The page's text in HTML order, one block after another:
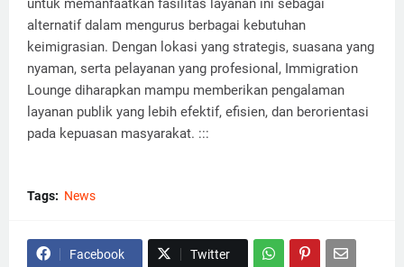
alternatif dalam mengurus berbagai kebutuhan
keimigrasian. Dengan lokasi yang strategis, suasana yang
nyaman, serta pelayanan yang profesional, Immigration
Lounge diharapkan mampu memberikan pengalaman
layanan publik yang lebih efektif, efisien, dan berorientasi
pada kepuasan masyarakat. :::
Tags: News
Facebook Twitter